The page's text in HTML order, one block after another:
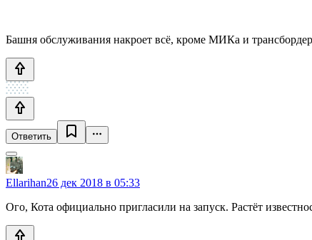
Башня обслуживания накроет всё, кроме МИКа и
Ответить
Ellarihan26 дек 2018 в 05:33
Ого, Кота официально пригласили на запуск. Растёт